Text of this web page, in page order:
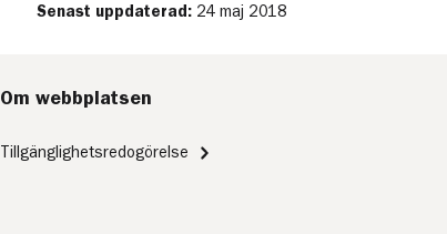
Senast uppdaterad: 24 maj 2018
Om webbplatsen
Tillgänglighetsredogörelse